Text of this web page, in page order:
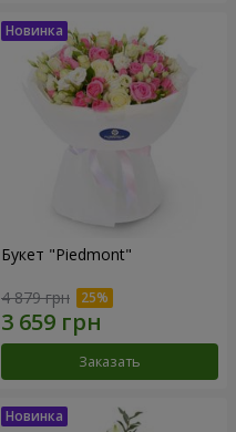
Букет "Piedmont"
4 879 грн
Заказать